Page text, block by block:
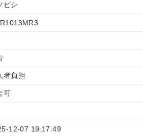
ビシ
者負担
可
12-07 19:17:49